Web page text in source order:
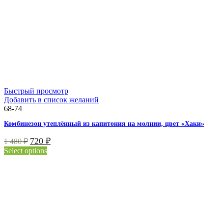
Быстрый просмотр
Добавить в список желаний
68-74
Комбинезон утеплённый из капитония на молнии, цвет «Хаки»
1 480₽ 720 ₽
Select options